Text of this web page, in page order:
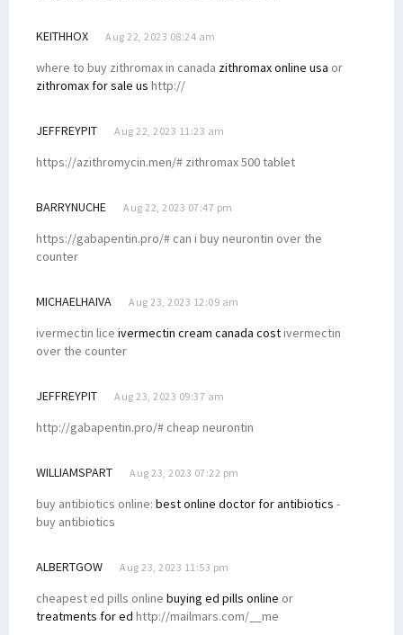
KEITHHOX Aug 22, 2023 08:24 am
where to buy zithromax in canada zithromax online usa or
zithromax for sale us http://
JEFFREYPIT Aug 22, 2023 11:23 am
https://azithromycin.men/# zithromax 500 tablet
BARRYNUCHE Aug 22, 2023 07:47 pm
https://gabapentin.pro/# can i buy neurontin over the
counter
MICHAELHAIVA Aug 23, 2023 12:09 am
ivermectin lice ivermectin cream canada costivermectin
over the counter
JEFFREYPIT Aug 23, 2023 09:37 am
http://gabapentin.pro/# cheap neurontin
WILLIAMSPART Aug 23, 2023 07:22 pm
buy antibiotics online: best online doctor for antibiotics -
buy antibiotics
ALBERTGOW Aug 23, 2023 11:53 pm
cheapest ed pills online buying ed pills online or
treatments for ed http://mailmars.com/__me